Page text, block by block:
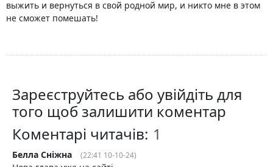
выжить и вернуться в свой родной мир, и никто мне в этом
не сможет помешать!
Зареєструйтесь або увійдіть для
того щоб залишити коментар
Коментарі читачів:
Белла Сніжна (22:41 10-10-24)